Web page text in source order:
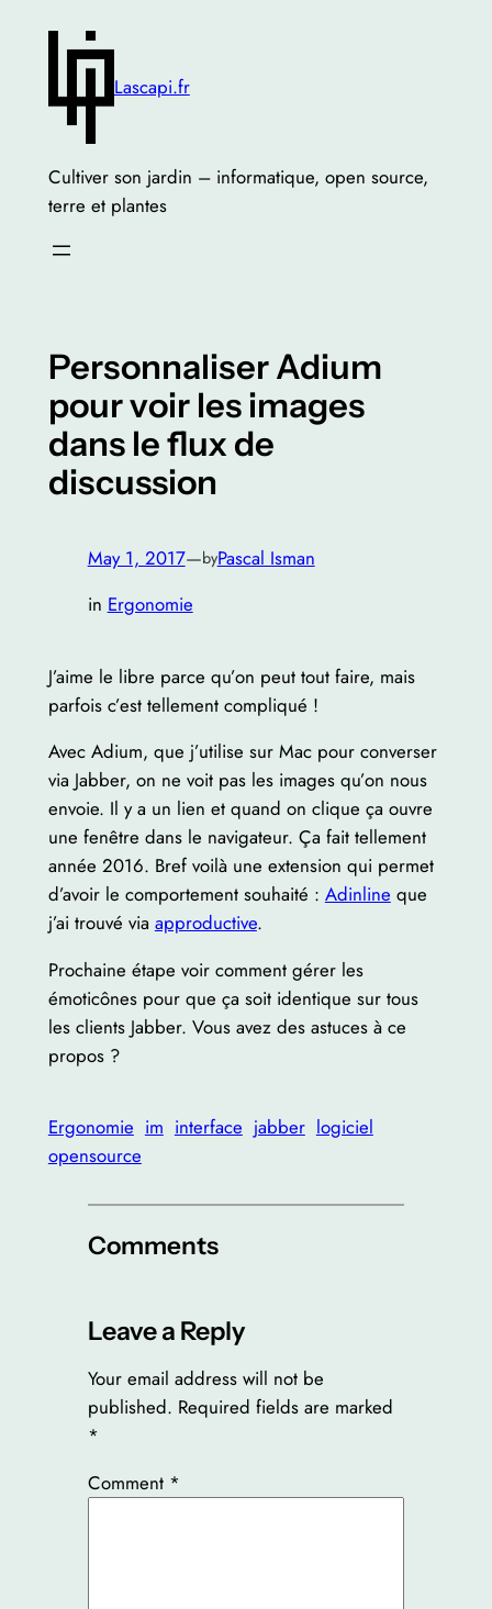
Lascapi.fr
Cultiver son jardin – informatique, open source,
terre et plantes
Personnaliser Adium
pour voir les images
dans le flux de
discussion
May 1, 2017—byPascal Isman
in Ergonomie
J’aime le libre parce qu’on peut tout faire, mais
parfois c’est tellement compliqué !
Avec Adium, que j’utilise sur Mac pour converser
via Jabber, on ne voit pas les images qu’on nous
envoie. Il y a un lien et quand on clique ça ouvre
une fenêtre dans le navigateur. Ça fait tellement
année 2016. Bref voilà une extension qui permet
d’avoir le comportement souhaité : Adinline que
j’ai trouvé via approductive.
Prochaine étape voir comment gérer les
émoticônes pour que ça soit identique sur tous
les clients Jabber. Vous avez des astuces à ce
propos ?
Ergonomie im interface jabber logiciel
opensource
Comments
Leave a Reply
Your email address will not be
published. Required fields are marked
*
Comment *